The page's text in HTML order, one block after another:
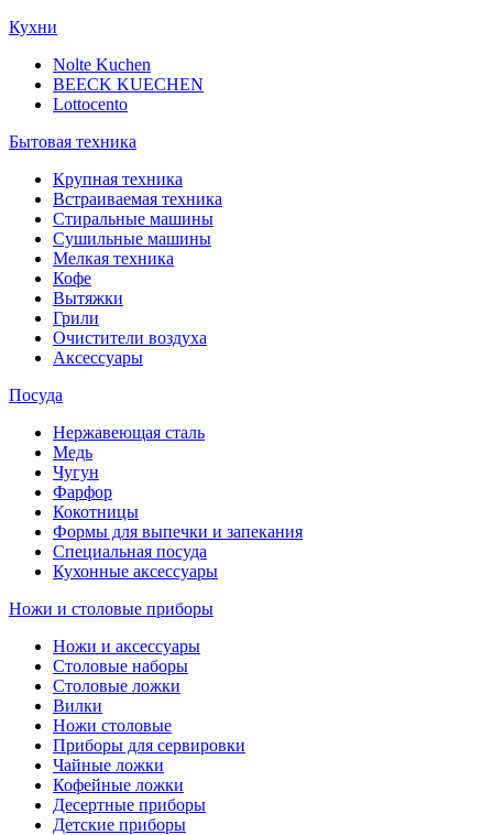
Кухни
Nolte Kuchen
BEECK KUECHEN
Lottocento
Бытовая техника
Крупная техника
Встраиваемая техника
Стиральные машины
Сушильные машины
Мелкая техника
Кофе
Вытяжки
Грили
Очистители воздуха
Аксессуары
Посуда
Нержавеющая сталь
Медь
Чугун
Фарфор
Кокотницы
Формы для выпечки и запекания
Специальная посуда
Кухонные аксессуары
Ножи и столовые приборы
Ножи и аксессуары
Столовые наборы
Столовые ложки
Вилки
Ножи столовые
Приборы для сервировки
Чайные ложки
Кофейные ложки
Десертные приборы
Детские приборы